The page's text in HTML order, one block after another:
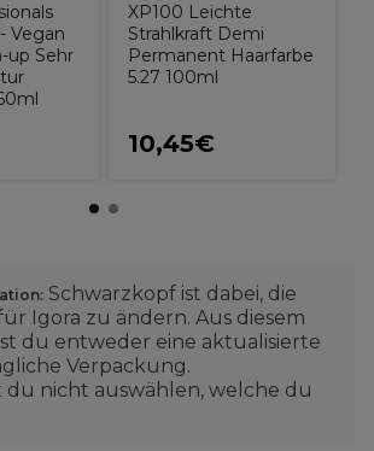
Vegan
up Sehr
XP100 Leichte
Strahlkraft Demi
Permanent Haarfarbe
5.27 100ml
10,45€
Schwarzkopf ist dabei, die
Igora zu ändern. Aus diesem
du entweder eine aktualisierte
Verpackung.
du nicht auswählen, welche du